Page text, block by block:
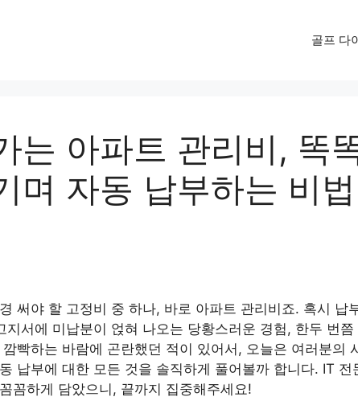
골프 다
는 아파트 관리비, 똑
며 자동 납부하는 비
써야 할 고정비 중 하나, 바로 아파트 관리비죠. 혹시 납
지서에 미납분이 얹혀 나오는 당황스러운 경험, 한두 번쯤
빡하는 바람에 곤란했던 적이 있어서, 오늘은 여러분의
납부에 대한 모든 것을 솔직하게 풀어볼까 합니다. IT 전
꼼하게 담았으니, 끝까지 집중해주세요!